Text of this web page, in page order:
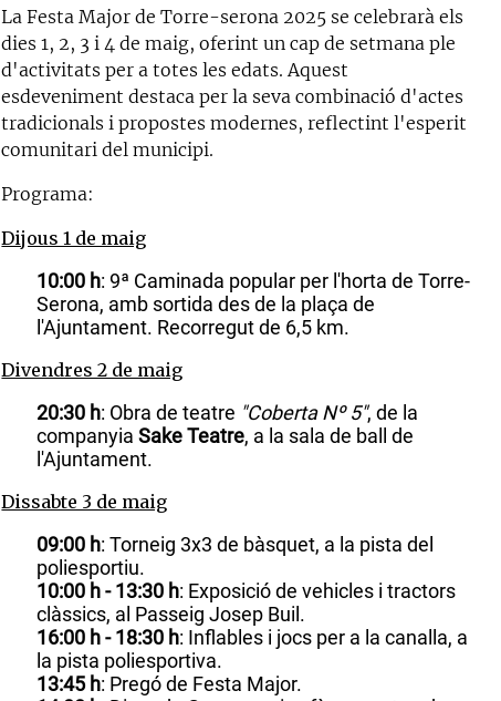
La Festa Major de Torre-serona 2025 se celebrarà els
dies 1, 2, 3 i 4 de maig, oferint un cap de setmana ple
d'activitats per a totes les edats. Aquest
esdeveniment destaca per la seva combinació d'actes
tradicionals i propostes modernes, reflectint l'esperit
comunitari del municipi.
Programa:
Dijous 1 de maig
10:00 h: 9ª Caminada popular per l'horta de Torre-
Serona, amb sortida des de la plaça de
l'Ajuntament. Recorregut de 6,5 km.
Divendres 2 de maig
20:30 h: Obra de teatre "Coberta Nº 5", de la
companyiaSake Teatre, a la sala de ball de
l'Ajuntament.
Dissabte 3 de maig
09:00 h: Torneig 3x3 de bàsquet, a la pista del
poliesportiu.
10:00 h - 13:30 h: Exposició de vehicles i tractors
clàssics, al Passeig Josep Buil.
16:00 h - 18:30 h: Inflables i jocs per a la canalla, a
la pista poliesportiva.
13:45 h: Pregó de Festa Major.